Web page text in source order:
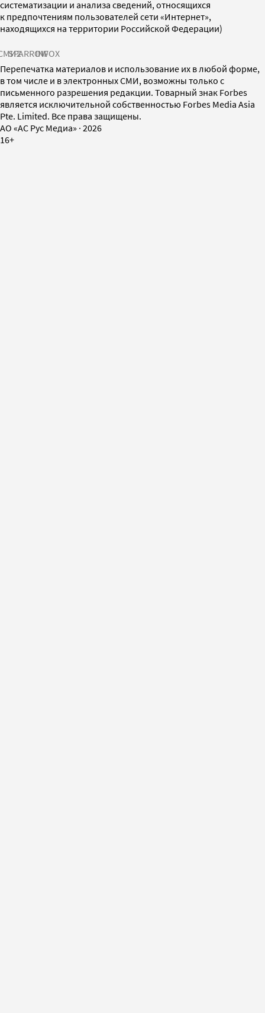
систематизации и анализа сведений, относящихся
к предпочтениям пользователей сети «Интернет»,
находящихся на территории Российской Федерации)
SPARROWINFOX
Перепечатка материалов и использование их в любой форме,
в том числе и в электронных СМИ, возможны только с
письменного разрешения редакции. Товарный знак Forbes
является исключительной собственностью Forbes Media Asia
Pte. Limited. Все права защищены.
AO «АС Рус Медиа» · 2026
16+